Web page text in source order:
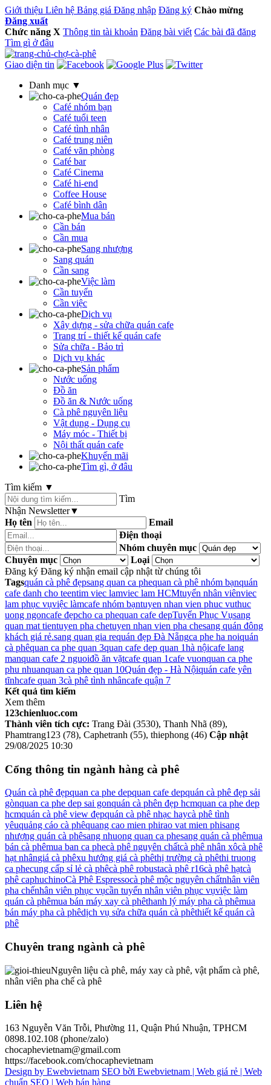
Giới thiệu Liên hệ Bảng giá Đăng nhập Đăng ký Chào mừng
Đăng xuất
Chức năng X Thông tin tài khoản Đăng bài viết Các bài đã đăng
Tìm gì ở đâu
Giao diện tin
Danh mục ▼
Quán đẹp
Café nhóm bạn
Café tuổi teen
Café tình nhân
Café trung niên
Café văn phòng
Café bar
Café Cinema
Café hi-end
Coffee House
Café bình dân
Mua bán
Cần bán
Cần mua
Sang nhượng
Sang quán
Cần sang
Việc làm
Cần tuyển
Cần việc
Dịch vụ
Xây dựng - sửa chữa quán cafe
Trang trí - thiết kế quán cafe
Sửa chữa - Bảo trì
Dịch vụ khác
Sản phẩm
Nước uống
Đồ ăn
Đồ ăn & Nước uống
Cà phê nguyên liệu
Vật dụng - Dụng cụ
Máy móc - Thiết bị
Nội thất quán cafe
Khuyến mãi
Tìm gì, ở đâu
Tìm kiếm ▼
Tìm
Nhận Newsletter▼
Họ tên
Email
Điện thoại
Nhóm chuyên mục
Chuyên mục
Loại
Đăng ký Đăng ký nhận email cập nhật từ chúng tôi
Tagsquán cà phê đẹpsang quan ca phequan cà phê nhóm bạnquán
cafe danh cho teentim viec lamviec lam HCMtuyển nhân viênviec
lam phục vụviệc làmcafe nhóm bạntuyen nhan vien phuc vuthuc
uong ngoncafe đẹpcho ca phequan cafe depTuyển Phục Vụsang
quan mat tientuyen pha chetuyen nhan vien pha chesang quán đông
khách giá rẻ.sang quan gia requán đẹp Đà Nẵngca phe ha noiquán
cà phêquan ca phe quan 3quan cafe dep quan 1hà nộicafe lang
manquan cafe 2 nguoiđồ ăn vặtcafe quan 1cafe vuonquan ca phe
phu nhuanquan ca phe quan 10Quán đẹp - Hà Nộiquán cafe yên
tĩnhcafe quan 3cà phê tình nhâncafe quận 7
Kết quả tìm kiếm
Xem thêm
123chienluoc.com
Thành viên tích cực: Trang Đài (3530), Thanh Nhã (89),
Phamtrang123 (78), Caphetranh (55), thiephong (46) Cập nhật
29/08/2025 10:30
Cổng thông tin ngành hàng cà phê
Quán cà phê đẹpquan ca phe depquan cafe depquán cà phê đẹp sải
gònquan ca phe dep sai gonquán cà phên đẹp hcmquan ca phe dep
hcmquán cà phê view đẹpquán cà phê nhạc haycà phê tình
yêuquảng cáo cà phêquang cao mien phirao vat mien phisang
nhượng quán cà phêsang nhuong quan ca phesang quán cà phêmua
bán cà phêmua ban ca phecà phê nguyên chấtcà phê nhân xôcà phê
hạt nhângiá cà phêxu hướng giá cà phêthị trường cà phêthi truong
ca phecung cấp sỉ lẻ cà phêcà phê robustacà phê r16cà phê hạtcà
phê caphuchinoCà Phê Espressocà phê mộc nguyên chấtnhân viên
pha chếnhân viên phục vụcần tuyển nhân viên phục vụviệc làm
quán cà phêmua bán máy xay cà phêthanh lý máy pha cà phêmua
bán máy pha cà phêdịch vụ sửa chữa quán cà phêthiết kế quán cà
phê
Chuyên trang ngành cà phê
Nguyên liệu cà phê, máy xay cà phê, vật phẩm cà phê,
nhân viên pha chế cà phê
Liên hệ
163 Nguyễn Văn Trỗi, Phường 11, Quận Phú Nhuận, TPHCM
0898.102.108 (phone/zalo)
chocaphevietnam@gmail.com
https://facebook.com/chocaphevietnam
Design by Ewebvietnam SEO bời Ewebvietnam | Web giá rẻ | Web
chuẩn SEO | Web bán hàng